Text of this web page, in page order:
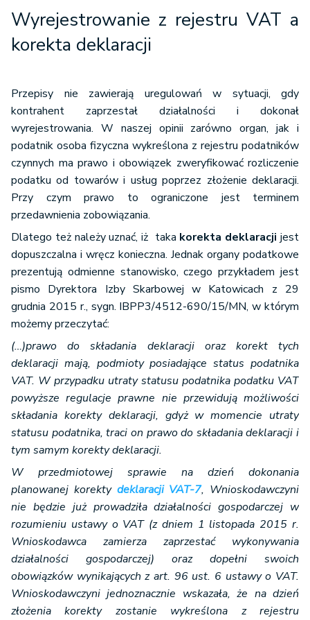
Wyrejestrowanie z rejestru VAT a
korekta deklaracji
Przepisy nie zawierają uregulowań w sytuacji, gdy
kontrahent zaprzestał działalności i dokonał
wyrejestrowania. W naszej opinii zarówno organ, jak i
podatnik osoba fizyczna wykreślona z rejestru podatników
czynnych ma prawo i obowiązek zweryfikować rozliczenie
podatku od towarów i usług poprzez złożenie deklaracji.
Przy czym prawo to ograniczone jest terminem
przedawnienia zobowiązania.
Dlatego też należy uznać, iż taka korekta deklaracji jest
dopuszczalna i wręcz konieczna. Jednak organy podatkowe
prezentują odmienne stanowisko, czego przykładem jest
pismo Dyrektora Izby Skarbowej w Katowicach z 29
grudnia 2015 r., sygn. IBPP3/4512-690/15/MN, w którym
możemy przeczytać:
(…)prawo do składania deklaracji oraz korekt tych
deklaracji mają, podmioty posiadające status podatnika
VAT. W przypadku utraty statusu podatnika podatku VAT
powyższe regulacje prawne nie przewidują możliwości
składania korekty deklaracji, gdyż w momencie utraty
statusu podatnika, traci on prawo do składania deklaracji i
tym samym korekty deklaracji.
W przedmiotowej sprawie na dzień dokonania
planowanej korekty deklaracji VAT-7, Wnioskodawczyni
nie będzie już prowadziła działalności gospodarczej w
rozumieniu ustawy o VAT (z dniem 1 listopada 2015 r.
Wnioskodawca zamierza zaprzestać wykonywania
działalności gospodarczej) oraz dopełni swoich
obowiązków wynikających z art. 96 ust. 6 ustawy o VAT.
Wnioskodawczyni jednoznacznie wskazała, że na dzień
złożenia korekty zostanie wykreślona z rejestru